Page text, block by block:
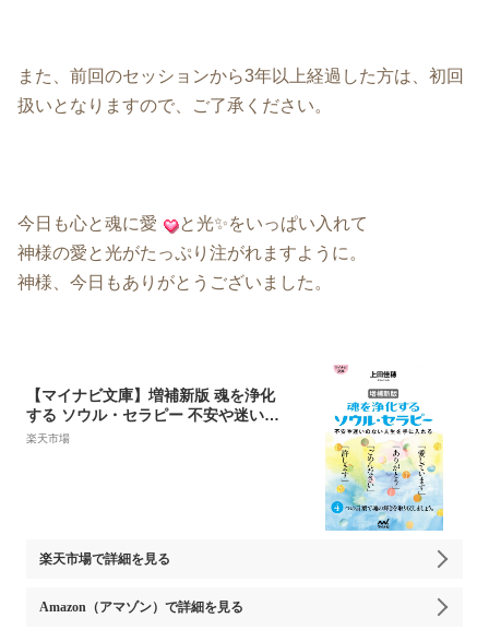
また、前回のセッションから3年以上経過した方は、初回
扱いとなりますので、ご了承ください。
今日も心と魂に愛
と光✨をいっぱい入れて
神様の愛と光がたっぷり注がれますように。
神様、今日もありがとうございました。
【マイナビ文庫】増補新版 魂を浄化
する ソウル・セラピー 不安や迷いの
ない人生を手に入れる [ 上田佳穂 ]
楽天市場
楽天市場で詳細を見る
Amazon（アマゾン） で詳細を見る